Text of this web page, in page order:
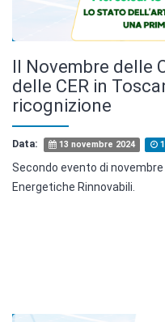
Il Novembre delle
delle CER in
ricognizione
Data: 13 novembre 2024
Secondo evento di
Energetiche Rinnovabili.